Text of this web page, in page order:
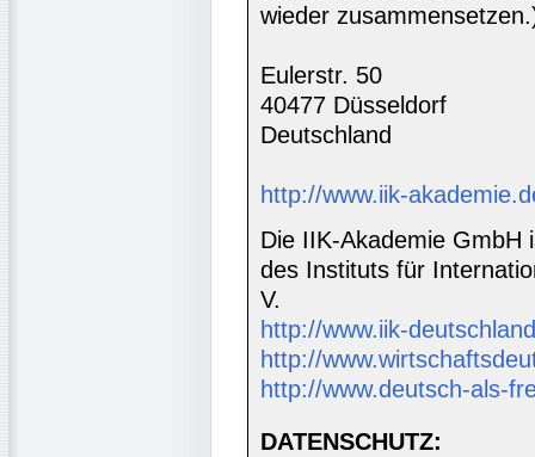
wieder
Eulerstr. 50
40477 Düsseldorf
Deutschland
http://www.iik-
Die IIK-Akademie GmbH
des Instituts für
V.
http://www.iik-
http://
http://www.deutsch-als-
DATENSCHUTZ: